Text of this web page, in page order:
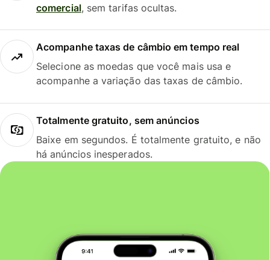
comercial, sem tarifas ocultas.
Acompanhe taxas de câmbio em tempo real
Selecione as moedas que você mais usa e
acompanhe a variação das taxas de câmbio.
Totalmente gratuito, sem anúncios
Baixe em segundos. É totalmente gratuito, e não
há anúncios inesperados.